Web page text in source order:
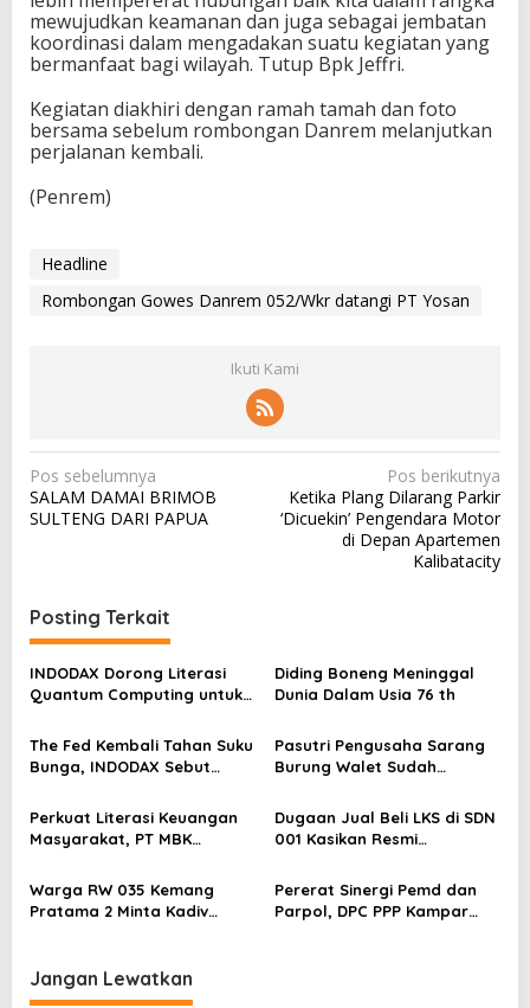
mewujudkan keamanan dan juga sebagai jembatan
koordinasi dalam mengadakan suatu kegiatan yang
bermanfaat bagi wilayah. Tutup Bpk Jeffri.
Kegiatan diakhiri dengan ramah tamah dan foto
bersama sebelum rombongan Danrem melanjutkan
perjalanan kembali.
(Penrem)
Headline
Rombongan Gowes Danrem 052/Wkr datangi PT Yosan
Ikuti Kami
N
a
g
a
s
i
p
o
s
Pos sebelumnya
SALAM DAMAI BRIMOB
SULTENG DARI PAPUA
Pos berikutnya
Ketika Plang Dilarang Parkir
‘Dicuekin’ Pengendara Motor
di Depan Apartemen
Kalibatacity
Posting Terkait
INDODAX Dorong Literasi
Quantum Computing untuk
Blockchain
Diding Boneng Meninggal
Dunia Dalam Usia 76 th
The Fed Kembali Tahan Suku
Bunga, INDODAX Sebut
Sentimen Pasar
Pasutri Pengusaha Sarang
Burung Walet Sudah
Pelapor Desak Polda Jambi
Segera Lakukan Penahanan
Perkuat Literasi Keuangan
Masyarakat, PT MBK
Karpet Masjid di Pakuhaji
Dugaan Jual Beli LKS di SDN
001 Kasikan Resmi
Kampar, Pemred – Pimum
Metroterkini.id Desak Usut
Kasus Ini
Warga RW 035 Kemang
Pratama 2 Minta Kadiv
Metro Bekasi Kota
Pererat Sinergi Pemd dan
Parpol, DPC PPP Kampar
Jangan Lewatkan